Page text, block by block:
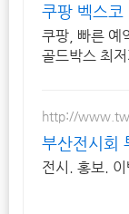
쿠팡 벡스코
쿠팡, 빠른 예
골드박스 최
http://
부산전시회
전시. 홍보.